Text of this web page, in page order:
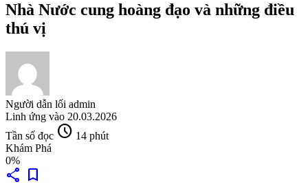
Nhà Nước cung hoàng đạo và những điều
thú vị
Người dẫn lối admin
Linh ứng vào 20.03.2026
Tần số đọc schedule 14 phút
Khám Phá
0%
share bookmark